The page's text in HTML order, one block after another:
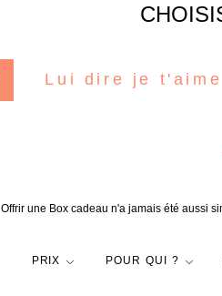
Lui dire je t'aime
Offrir une Box cadeau n'a jamais été aussi
PRIX POUR QUI ?